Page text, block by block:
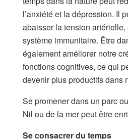
l’anxiété et la dépression. Il
abaisser la tension
système immunitaire. Être
également améliorer notre
fonctions cognitives, ce qui
devenir plus productifs dans
Se promener dans un parc
Nil ou de la mer peut être
Se consacrer du temps